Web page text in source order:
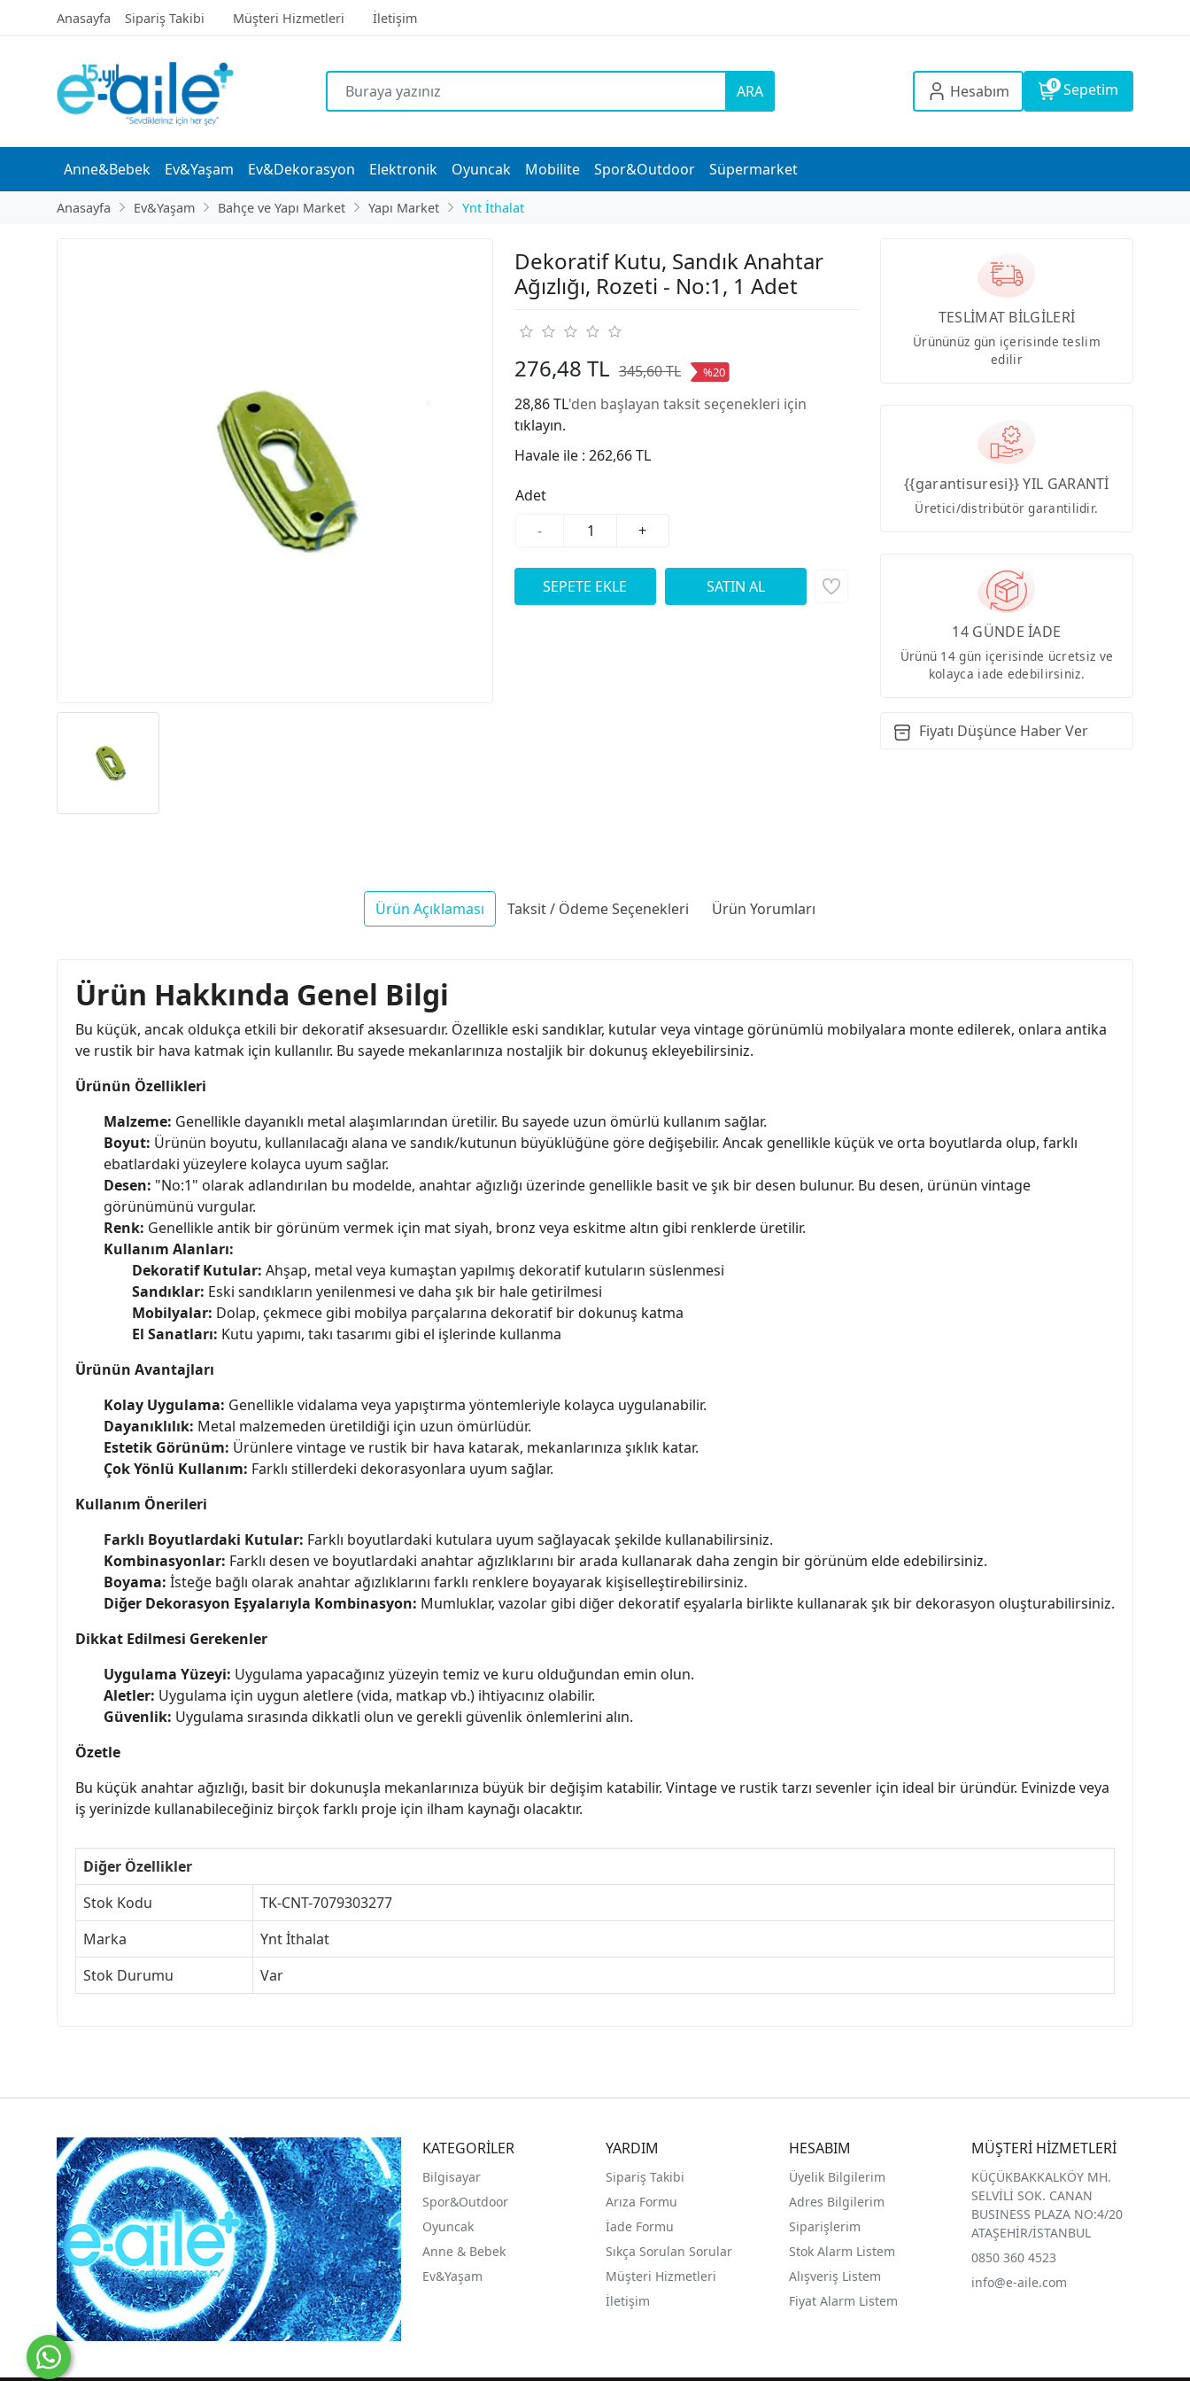
Anasayfa Sipariş Takibi Müşteri Hizmetleri İletişim
ARA Hesabım 0 Sepetim
Anne&Bebek Ev&Yaşam Ev&Dekorasyon Elektronik Oyuncak Mobilite Spor&Outdoor Süpermarket
Anasayfa Ev&Yaşam Bahçe ve Yapı Market Yapı Market Ynt İthalat
Dekoratif Kutu, Sandık Anahtar
Ağızlığı, Rozeti - No:1, 1 Adet
276,48 TL 345,60 TL %20
28,86 TL'den başlayan taksit seçenekleri için
tıklayın.
Havale ile : 262,66 TL
Adet
-
+
TESLİMAT BİLGİLERİ
Ürününüz gün içerisinde teslim
edilir
{{garantisuresi}} YIL GARANTİ
Üretici/distribütör garantilidir.
14 GÜNDE İADE
Ürünü 14 gün içerisinde ücretsiz ve
kolayca iade edebilirsiniz.
Fiyatı Düşünce Haber Ver
Ürün Açıklaması Taksit / Ödeme Seçenekleri Ürün Yorumları
Ürün Hakkında Genel Bilgi
Bu küçük, ancak oldukça etkili bir dekoratif aksesuardır. Özellikle eski sandıklar, kutular veya vintage görünümlü mobilyalara monte edilerek, onlara antika
ve rustik bir hava katmak için kullanılır. Bu sayede mekanlarınıza nostaljik bir dokunuş ekleyebilirsiniz.
Ürünün Özellikleri
Malzeme: Genellikle dayanıklı metal alaşımlarından üretilir. Bu sayede uzun ömürlü kullanım sağlar.
Boyut: Ürünün boyutu, kullanılacağı alana ve sandık/kutunun büyüklüğüne göre değişebilir. Ancak genellikle küçük ve orta boyutlarda olup, farklı
ebatlardaki yüzeylere kolayca uyum sağlar.
Desen: "No:1" olarak adlandırılan bu modelde, anahtar ağızlığı üzerinde genellikle basit ve şık bir desen bulunur. Bu desen, ürünün vintage
görünümünü vurgular.
Renk: Genellikle antik bir görünüm vermek için mat siyah, bronz veya eskitme altın gibi renklerde üretilir.
Kullanım Alanları:
Dekoratif Kutular: Ahşap, metal veya kumaştan yapılmış dekoratif kutuların süslenmesi
Sandıklar: Eski sandıkların yenilenmesi ve daha şık bir hale getirilmesi
Mobilyalar: Dolap, çekmece gibi mobilya parçalarına dekoratif bir dokunuş katma
El Sanatları: Kutu yapımı, takı tasarımı gibi el işlerinde kullanma
Ürünün Avantajları
Kolay Uygulama: Genellikle vidalama veya yapıştırma yöntemleriyle kolayca uygulanabilir.
Dayanıklılık: Metal malzemeden üretildiği için uzun ömürlüdür.
Estetik Görünüm: Ürünlere vintage ve rustik bir hava katarak, mekanlarınıza şıklık katar.
Çok Yönlü Kullanım: Farklı stillerdeki dekorasyonlara uyum sağlar.
Kullanım Önerileri
Farklı Boyutlardaki Kutular: Farklı boyutlardaki kutulara uyum sağlayacak şekilde kullanabilirsiniz.
Kombinasyonlar: Farklı desen ve boyutlardaki anahtar ağızlıklarını bir arada kullanarak daha zengin bir görünüm elde edebilirsiniz.
Boyama: İsteğe bağlı olarak anahtar ağızlıklarını farklı renklere boyayarak kişiselleştirebilirsiniz.
Diğer Dekorasyon Eşyalarıyla Kombinasyon: Mumluklar, vazolar gibi diğer dekoratif eşyalarla birlikte kullanarak şık bir dekorasyon oluşturabilirsiniz.
Dikkat Edilmesi Gerekenler
Uygulama Yüzeyi: Uygulama yapacağınız yüzeyin temiz ve kuru olduğundan emin olun.
Aletler: Uygulama için uygun aletlere (vida, matkap vb.) ihtiyacınız olabilir.
Güvenlik: Uygulama sırasında dikkatli olun ve gerekli güvenlik önlemlerini alın.
Özetle
Bu küçük anahtar ağızlığı, basit bir dokunuşla mekanlarınıza büyük bir değişim katabilir. Vintage ve rustik tarzı sevenler için ideal bir üründür. Evinizde veya
iş yerinizde kullanabileceğiniz birçok farklı proje için ilham kaynağı olacaktır.
Diğer Özellikler
Stok Kodu
TK-CNT-7079303277
Marka
Ynt İthalat
Stok Durumu
Var
KATEGORİLER
Bilgisayar
Spor&Outdoor
Oyuncak
Anne & Bebek
Ev&Yaşam
YARDIM
Sipariş Takibi
Arıza Formu
İade Formu
Sıkça Sorulan Sorular
Müşteri Hizmetleri
İletişim
HESABIM
Üyelik Bilgilerim
Adres Bilgilerim
Siparişlerim
Stok Alarm Listem
Alışveriş Listem
Fiyat Alarm Listem
MÜŞTERİ HİZMETLERİ
KÜÇÜKBAKKALKÖY MH.
SELVİLİ SOK. CANAN
BUSINESS PLAZA NO:4/20
ATAŞEHİR/İSTANBUL
0850 360 4523
info@e-aile.com